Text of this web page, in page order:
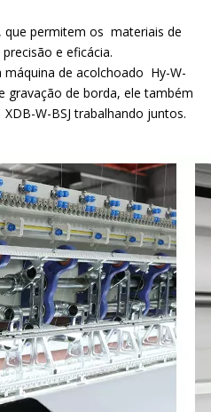
permitem os materiais de
e eficácia.
de acolchoado Hy-W-
gravação de borda, ele também
W-BSJ trabalhando juntos.